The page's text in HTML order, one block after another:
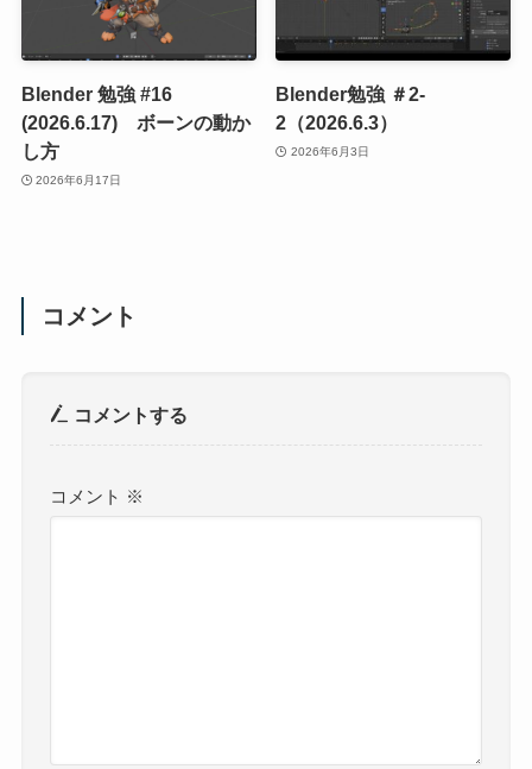
Blender 勉強 #16
(2026.6.17) ボーンの動か
し方
2026年6月17日
Blender勉強 ＃2-
2（2026.6.3）
2026年6月3日
コメント
コメントする
コメント ※